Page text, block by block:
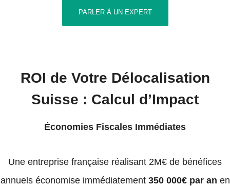
PARLER À UN EXPERT
ROI de Votre Délocalisation
Suisse : Calcul d’Impact
Économies Fiscales Immédiates
Une entreprise française réalisant 2M€ de bénéfices
annuels économise immédiatement 350 000€ par an en